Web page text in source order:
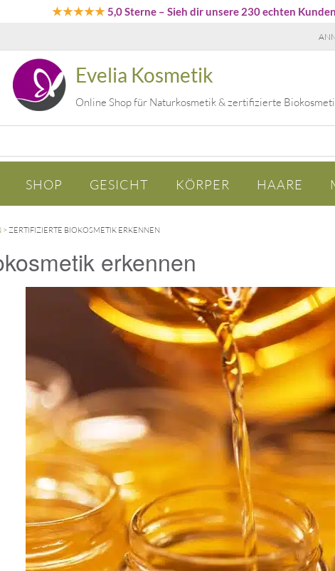
★★★★★5,0 Sterne – Sieh dir unsere 230 echten
Evelia Kosmetik
Online Shop für Naturkosmetik & zertifizierte
SHOP GESICHT KÖRPER HAARE
> ZERTIFIZIERTE BIOKOSMETIK ERKENNEN
erkennen